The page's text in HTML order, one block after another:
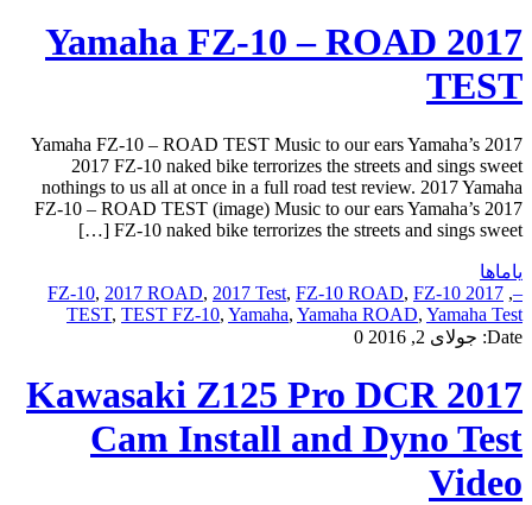
2017 Yamaha FZ-10 – ROAD
TEST
2017 Yamaha FZ-10 – ROAD TEST Music to our ears Yamaha’s
2017 FZ-10 naked bike terrorizes the streets and sings sweet
nothings to us all at once in a full road test review. 2017 Yamaha
FZ-10 – ROAD TEST (image) Music to our ears Yamaha’s 2017
FZ-10 naked bike terrorizes the streets and sings sweet […]
یاماها
–
,
2017 FZ-10
, 2017 ROAD, 2017 Test, FZ-10 ROAD, FZ-10
TEST, TEST FZ-10, Yamaha, Yamaha ROAD, Yamaha Test
Date: جولای 2, 2016 0
2017 Kawasaki Z125 Pro DCR
Cam Install and Dyno Test
Video